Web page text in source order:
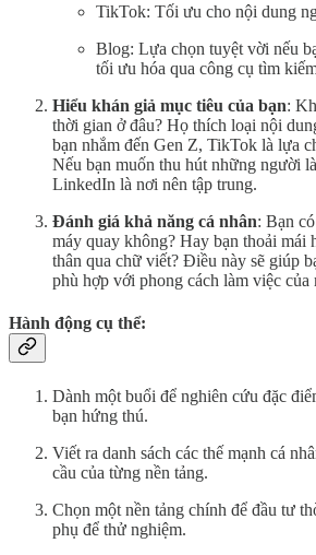
TikTok: Tối ưu cho nội dung
Blog: Lựa chọn tuyệt vời nếu
tối ưu hóa qua công cụ tìm
Hiểu khán giả mục tiêu của bạn:
thời gian ở đâu? Họ thích loại nội
bạn nhắm đến Gen Z, TikTok là lựa
Nếu bạn muốn thu hút những người
LinkedIn là nơi nên tập trung.
Đánh giá khả năng cá nhân: Bạn
máy quay không? Hay bạn thoải mái
thân qua chữ viết? Điều này sẽ giúp
phù hợp với phong cách làm việc của
Hành động cụ thể:
Dành một buổi để nghiên cứu đặc
bạn hứng thú.
Viết ra danh sách các thế mạnh cá
cầu của từng nền tảng.
Chọn một nền tảng chính để đầu tư
phụ để thử nghiệm.